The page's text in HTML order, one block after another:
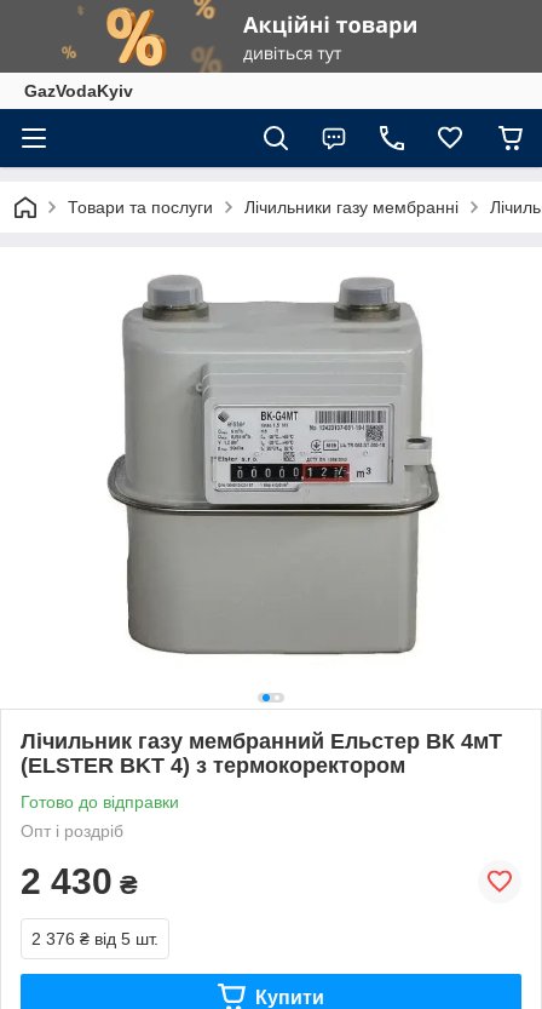
GazVodaKyiv
Товари та послуги Лічильники газу мембранні
Лічильник газу мембранний Ельстер ВК 4мT
(ELSTER BKT 4) з термокоректором
Готово до відправки
Опт і роздріб
2 430 ₴
2 376 ₴ від 5 шт.
Купити